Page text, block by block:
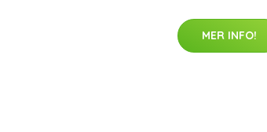
MER INFO!